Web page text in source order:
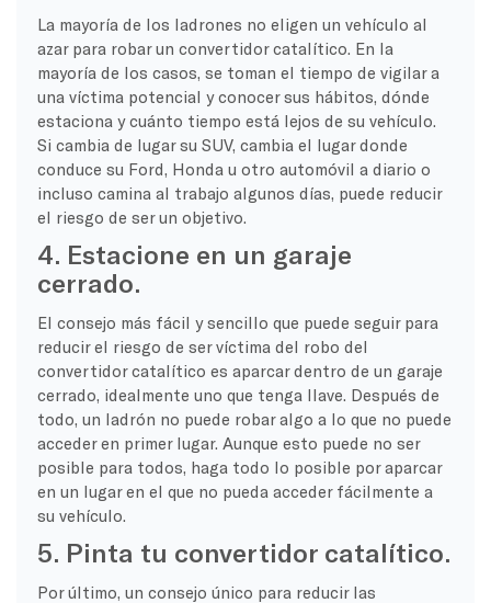
La mayoría de los ladrones no eligen un vehículo al
azar para robar un convertidor catalítico. En la
mayoría de los casos, se toman el tiempo de vigilar a
una víctima potencial y conocer sus hábitos, dónde
estaciona y cuánto tiempo está lejos de su vehículo.
Si cambia de lugar su SUV, cambia el lugar donde
conduce su Ford, Honda u otro automóvil a diario o
incluso camina al trabajo algunos días, puede reducir
el riesgo de ser un objetivo.
4. Estacione en un garaje
cerrado.
El consejo más fácil y sencillo que puede seguir para
reducir el riesgo de ser víctima del robo del
convertidor catalítico es aparcar dentro de un garaje
cerrado, idealmente uno que tenga llave. Después de
todo, un ladrón no puede robar algo a lo que no puede
acceder en primer lugar. Aunque esto puede no ser
posible para todos, haga todo lo posible por aparcar
en un lugar en el que no pueda acceder fácilmente a
su vehículo.
5. Pinta tu convertidor catalítico.
Por último, un consejo único para reducir las